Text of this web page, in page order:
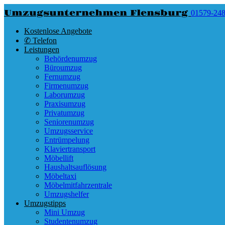
Umzugsunternehmen Flensburg 01579-
Kostenlose Angebote
✆ Telefon
Leistungen
Behördenumzug
Büroumzug
Fernumzug
Firmenumzug
Laborumzug
Praxisumzug
Privatumzug
Seniorenumzug
Umzugsservice
Entrümpelung
Klaviertransport
Möbellift
Haushaltsauflösung
Möbeltaxi
Möbelmitfahrzentrale
Umzugshelfer
Umzugstipps
Mini Umzug
Studentenumzug